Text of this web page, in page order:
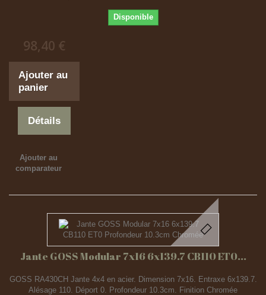
Disponible
98,40 €
Ajouter au
panier
Détails
Ajouter au
comparateur
Jante GOSS Modular 7x16 6x139.7 CB110 ET0...
GOSS RA430CH Jante 4x4 en acier. Dimension 7x16. Entraxe 6x139.7.
Alésage 110. Déport 0. Profondeur 10.3cm. Finition Chromée